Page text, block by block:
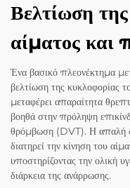
Βελτίωση
αίματος και
Ένα βασικό πλεονέκτημα
βελτίωση της κυκλοφορίας
μεταφέρει απαραίτητα
βοηθά στην πρόληψη
θρόμβωση (DVT). Η απαλή
διατηρεί την κίνηση του
υποστηρίζοντας την ολική
διάρκεια της ανάρρωσης.